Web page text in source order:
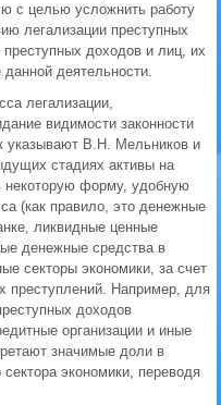
с целью усложнить работу
легализации преступных
доходов и лиц, их
деятельности.
легализации,
видимости законности
указывают В.Н. Мельников и
стадиях активы на
некоторую форму, удобную
(как правило, это денежные
ликвидные ценные
денежные средства в
секторы экономики, за счет
преступлений. Например, для
доходов
организации и иные
значимые доли в
экономики, переводя